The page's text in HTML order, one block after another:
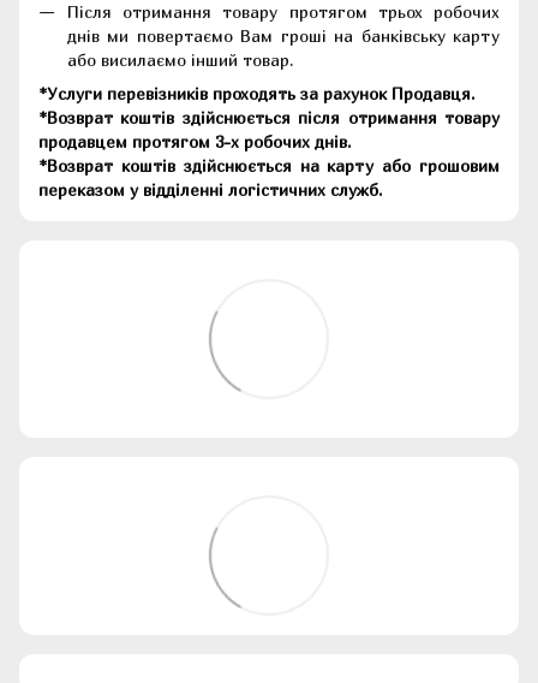
Після отримання товару протягом трьох робочих
днів ми повертаємо Вам гроші на банківську карту
або висилаємо інший товар.
*Услуги перевізників проходять за рахунок Продавця.
*Возврат коштів здійснюється після отримання товару
продавцем протягом 3-х робочих днів.
*Возврат коштів здійснюється на карту або грошовим
переказом у відділенні логістичних служб.